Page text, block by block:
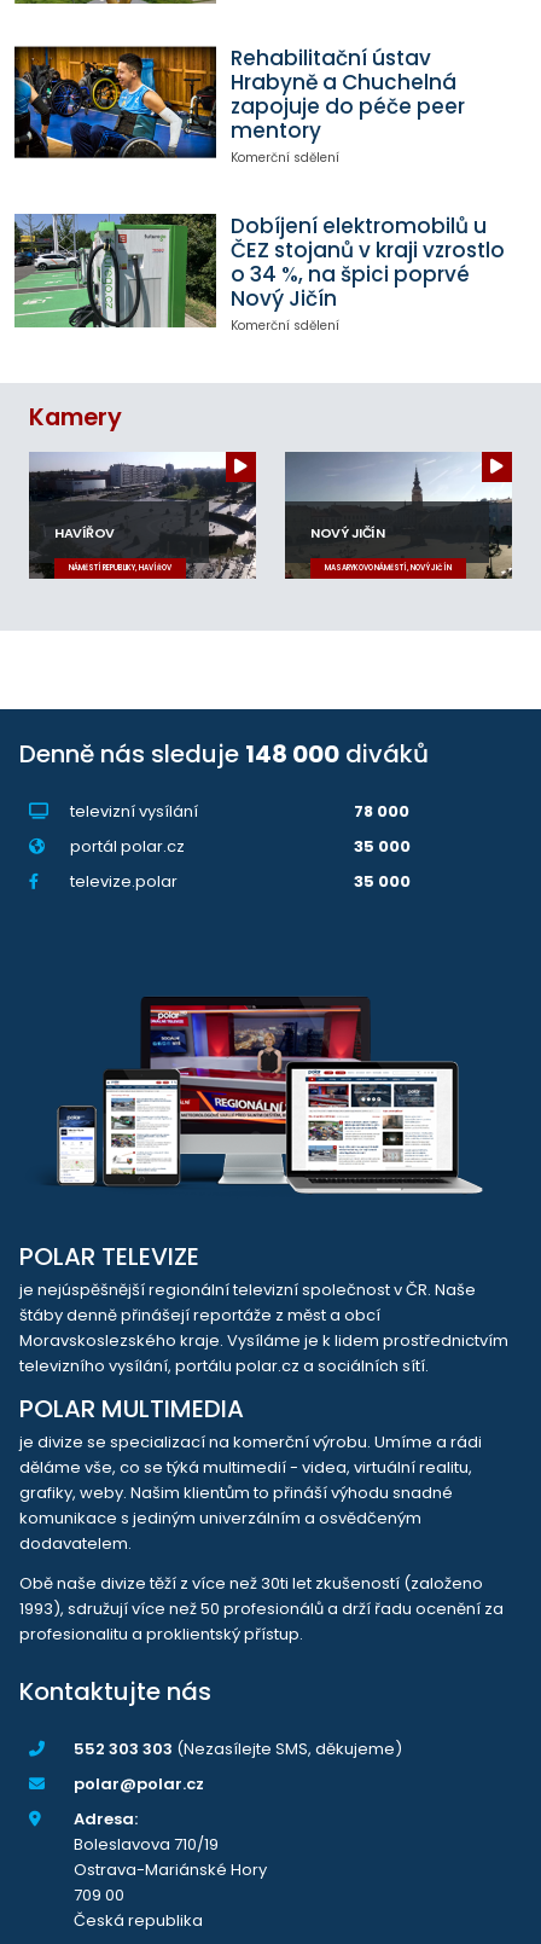
Rehabilitační ústav
Hrabyně a Chuchelná
zapojuje do péče peer
mentory
Komerční sdělení
Dobíjení elektromobilů u
ČEZ stojanů v kraji vzrostlo
o 34 %, na špici poprvé
Nový Jičín
Komerční sdělení
Kamery
HAVÍŘOV
NÁMĚSTÍ REPUBLIKY, HAVÍŘOV
NOVÝ JIČÍN
MASARYKOVO NÁMĚSTÍ, NOVÝ JIČÍN
Denně nás sleduje 148 000 diváků
televizní vysílání
78 000
portál polar.cz
35 000
televize.polar
35 000
POLAR TELEVIZE
je nejúspěšnější regionální televizní společnost v ČR. Naše
štáby denně přinášejí reportáže z měst a obcí
Moravskoslezského kraje. Vysíláme je k lidem prostřednictvím
televizního vysílání, portálu polar.cz a sociálních sítí.
POLAR MULTIMEDIA
je divize se specializací na komerční výrobu. Umíme a rádi
děláme vše, co se týká multimedií - videa, virtuální realitu,
grafiky, weby. Našim klientům to přináší výhodu snadné
komunikace s jediným univerzálním a osvědčeným
dodavatelem.
Obě naše divize těží z více než 30ti let zkušeností (založeno
1993), sdružují více než 50 profesionálů a drží řadu ocenění za
profesionalitu a proklientský přístup.
Kontaktujte nás
552 303 303 (Nezasílejte SMS, děkujeme)
polar@polar.cz
Adresa:
Boleslavova 710/19
Ostrava-Mariánské Hory
709 00
Česká republika